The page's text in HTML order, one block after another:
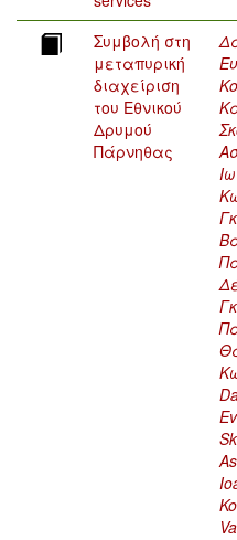
Συμβολή στη
μεταπυρική
διαχείριση
του Εθνικού
Δρυμού
Πάρνηθας